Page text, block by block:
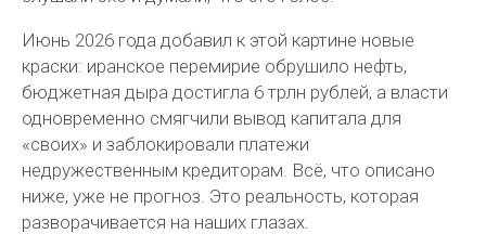
Июнь 2026 года добавил к этой картине новые
краски: иранское перемирие обрушило нефть,
бюджетная дыра достигла 6 трлн рублей, а власти
одновременно смягчили вывод капитала для
«своих» и заблокировали платежи
недружественным кредиторам. Всё, что описано
ниже, уже не прогноз. Это реальность, которая
разворачивается на наших глазах.